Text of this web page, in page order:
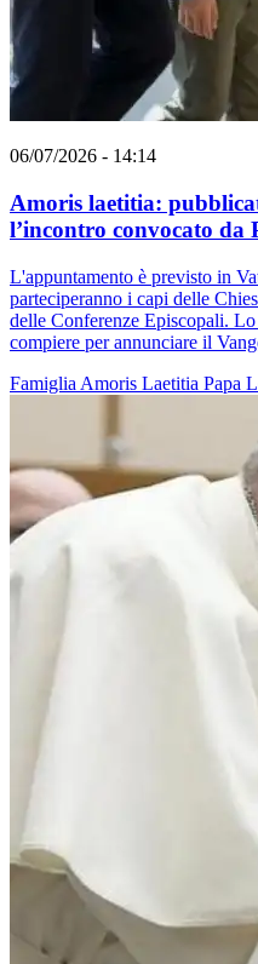
06/07/2026 - 14:14
Amoris laetitia:
l’incontro convocato da
L'appuntamento è previsto in
parteciperanno i capi delle
delle Conferenze Episcopali.
compiere per annunciare il
Famiglia Amoris Laetitia Papa